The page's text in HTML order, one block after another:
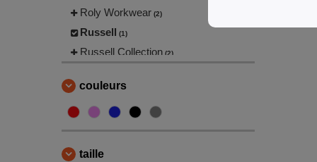
Roly Workwear (2)
Russell (1)
Russell Collection (2)
couleurs
taille